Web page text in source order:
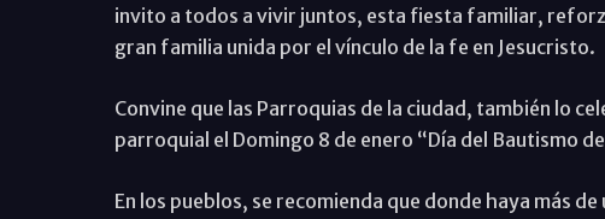
invito a todos a vivir juntos, esta fiesta familiar,
gran familia unida por el vínculo de la fe en Jesucristo.
Convine que las Parroquias de la ciudad, también lo
parroquial el Domingo 8 de enero “Día del Bautismo de
En los pueblos, se recomienda que donde haya más